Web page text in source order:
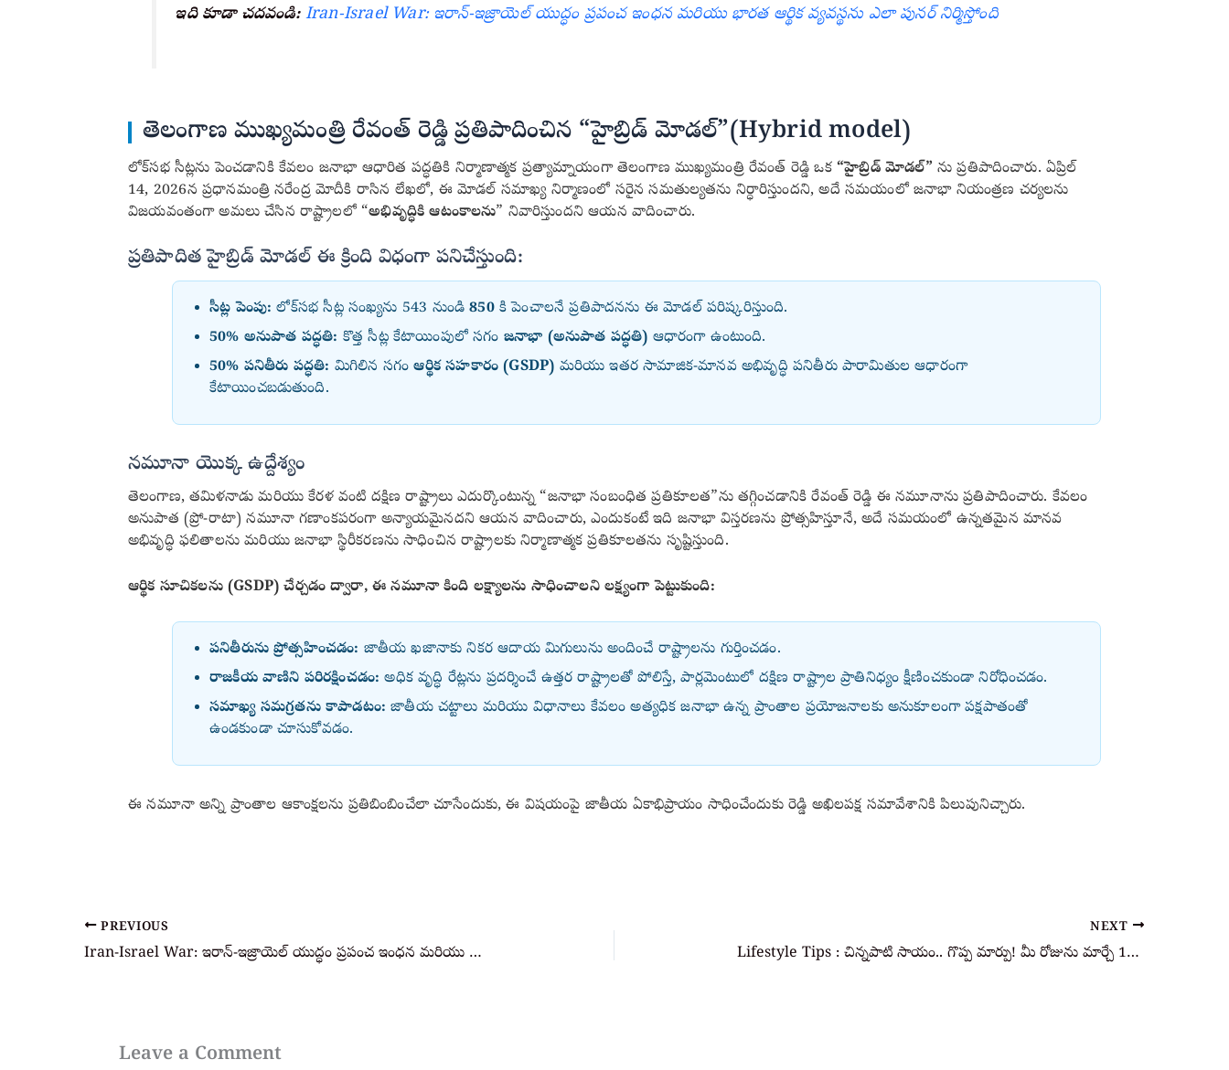
ఇది కూడా చదవండి: Iran-Israel War: ఇరాన్-ఇజ్రాయెల్ యుద్ధం ప్రపంచ ఇంధన మరియు భారత ఆర్థిక వ్యవస్థను ఎలా పునర్ నిర్మిస్తోంది
తెలంగాణ ముఖ్యమంత్రి రేవంత్ రెడ్డి ప్రతిపాదించిన “హైబ్రిడ్ మోడల్”(Hybrid model)
లోక్‌సభ సీట్లను పెంచడానికి కేవలం జనాభా ఆధారిత పద్ధతికి నిర్మాణాత్మక ప్రత్యామ్నాయంగా తెలంగాణ ముఖ్యమంత్రి రేవంత్ రెడ్డి ఒక“హైబ్రిడ్ మోడల్”ను ప్రతిపాదించారు. ఏప్రిల్
14, 2026న ప్రధానమంత్రి నరేంద్ర మోదీకి రాసిన లేఖలో, ఈ మోడల్ సమాఖ్య నిర్మాణంలో సరైన సమతుల్యతను నిర్ధారిస్తుందని, అదే సమయంలో జనాభా నియంత్రణ చర్యలను
విజయవంతంగా అమలు చేసిన రాష్ట్రాలలో “అభివృద్ధికి ఆటంకాలను” నివారిస్తుందని ఆయన వాదించారు.
ప్రతిపాదిత హైబ్రిడ్ మోడల్ ఈ క్రింది విధంగా పనిచేస్తుంది:
సీట్ల పెంపు: లోక్‌సభ సీట్ల సంఖ్యను 543 నుండి850కి పెంచాలనే ప్రతిపాదనను ఈ మోడల్ పరిష్కరిస్తుంది.
50% అనుపాత పద్ధతి: కొత్త సీట్ల కేటాయింపులో సగం జనాభా (అనుపాత పద్ధతి) ఆధారంగా ఉంటుంది.
50% పనితీరు పద్ధతి: మిగిలిన సగంఆర్థిక సహకారం (GSDP) మరియు ఇతర సామాజిక-మానవ అభివృద్ధి పనితీరు పారామితుల ఆధారంగా
కేటాయించబడుతుంది.
నమూనా యొక్క ఉద్దేశ్యం
తెలంగాణ, తమిళనాడు మరియు కేరళ వంటి దక్షిణ రాష్ట్రాలు ఎదుర్కొంటున్న “జనాభా సంబంధిత ప్రతికూలత”ను తగ్గించడానికి రేవంత్ రెడ్డి ఈ నమూనాను ప్రతిపాదించారు. కేవలం
అనుపాత (ప్రో-రాటా) నమూనా గణాంకపరంగా అన్యాయమైనదని ఆయన వాదించారు, ఎందుకంటే ఇది జనాభా విస్తరణను ప్రోత్సహిస్తూనే, అదే సమయంలో ఉన్నతమైన మానవ
అభివృద్ధి ఫలితాలను మరియు జనాభా స్థిరీకరణను సాధించిన రాష్ట్రాలకు నిర్మాణాత్మక ప్రతికూలతను సృష్టిస్తుంది.
ఆర్థిక సూచికలను (GSDP) చేర్చడం ద్వారా, ఈ నమూనా కింది లక్ష్యాలను సాధించాలని లక్ష్యంగా పెట్టుకుంది:
పనితీరును ప్రోత్సహించడం: జాతీయ ఖజానాకు నికర ఆదాయ మిగులును అందించే రాష్ట్రాలను గుర్తించడం.
రాజకీయ వాణిని పరిరక్షించడం: అధిక వృద్ధి రేట్లను ప్రదర్శించే ఉత్తర రాష్ట్రాలతో పోలిస్తే, పార్లమెంటులో దక్షిణ రాష్ట్రాల ప్రాతినిధ్యం క్షీణించకుండా నిరోధించడం.
సమాఖ్య సమగ్రతను కాపాడటం: జాతీయ చట్టాలు మరియు విధానాలు కేవలం అత్యధిక జనాభా ఉన్న ప్రాంతాల ప్రయోజనాలకు అనుకూలంగా పక్షపాతంతో
ఉండకుండా చూసుకోవడం.
ఈ నమూనా అన్ని ప్రాంతాల ఆకాంక్షలను ప్రతిబింబించేలా చూసేందుకు, ఈ విషయంపై జాతీయ ఏకాభిప్రాయం సాధించేందుకు రెడ్డి అఖిలపక్ష సమావేశానికి పిలుపునిచ్చారు.
PREVIOUS
Iran-Israel War: ఇరాన్-ఇజ్రాయెల్ యుద్ధం ప్రపంచ ఇంధన మరియు భారత ఆర్థిక వ్యవస్థను ఎలా పునర్ నిర్మిస్తోంది
NEXT
Lifestyle Tips : చిన్నపాటి సాయం.. గొప్ప మార్పు! మీ రోజును మార్చే 10 సులభమైన పద్ధతులు
Leave a Comment